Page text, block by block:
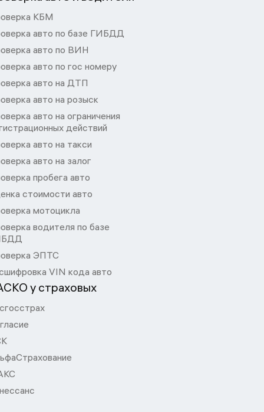
КБМ
авто по базе ГИБДД
авто по ВИН
авто по гос номеру
авто на ДТП
авто на розыск
авто на ограничения
действий
авто на такси
авто на залог
пробега авто
стоимости авто
мотоцикла
водителя по базе
ЭПТС
VIN кода авто
у страховых